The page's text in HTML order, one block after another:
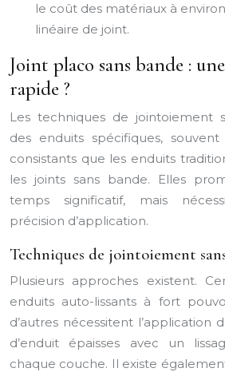
le coût des matériaux à
linéaire de joint.
Joint placo sans bande :
rapide ?
Les techniques de jointoiement
des enduits spécifiques,
consistants que les enduits
les joints sans bande. Elles
temps significatif, mais
précision d’application.
Techniques de jointoiement
Plusieurs approches existent.
enduits auto-lissants à fort
d’autres nécessitent l’application
d’enduit épaisses avec un
chaque couche. Il existe